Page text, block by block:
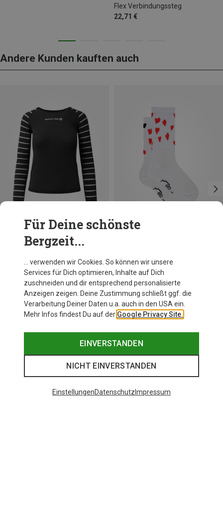
Flex Verbindungssteg
22,71 €
Andere Kunden kauften auch
Du sparst 15%
Für Deine schönste
Bergzeit...
… verwenden wir Cookies. So können wir unsere
Services für Dich optimieren, Inhalte auf Dich
zuschneiden und dir entsprechend personalisierte
Anzeigen zeigen. Deine Zustimmung schließt ggf. die
Verarbeitung Deiner Daten u.a. auch in den USA ein.
Mehr Infos findest Du auf der Google Privacy Site.
EINVERSTANDEN
NICHT EINVERSTANDEN
EinstellungenDatenschutz Impressum